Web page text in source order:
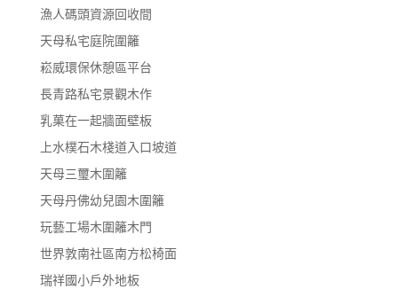
漁人碼頭資源回收間
天母私宅庭院圍籬
崧威環保休憩區平台
長青路私宅景觀木作
乳菓在一起牆面壁板
上水樸石木棧道入口坡道
天母三璽木圍籬
天母丹佛幼兒園木圍籬
玩藝工場木圍籬木門
世界敦南社區南方松椅面
瑞祥國小戶外地板